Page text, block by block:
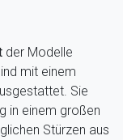
der Modelle
mit einem
Sie
in einem großen
Stürzen aus